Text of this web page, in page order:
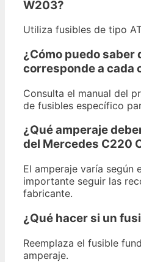
W203?
Utiliza fusibles de tipo
¿Cómo puedo saber
corresponde a cada
Consulta el manual del
de fusibles específico
¿Qué amperaje
del Mercedes C220
El amperaje varía según
importante seguir las
fabricante.
¿Qué hacer si un
Reemplaza el fusible
amperaje.